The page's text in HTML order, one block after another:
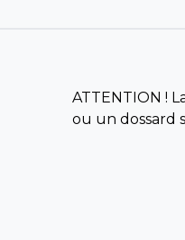
ATTENTION !
ou un dossard